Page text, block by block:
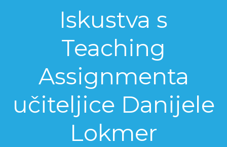
Iskustva s
Teaching
Assignmenta
učiteljice Danijele
Lokmer